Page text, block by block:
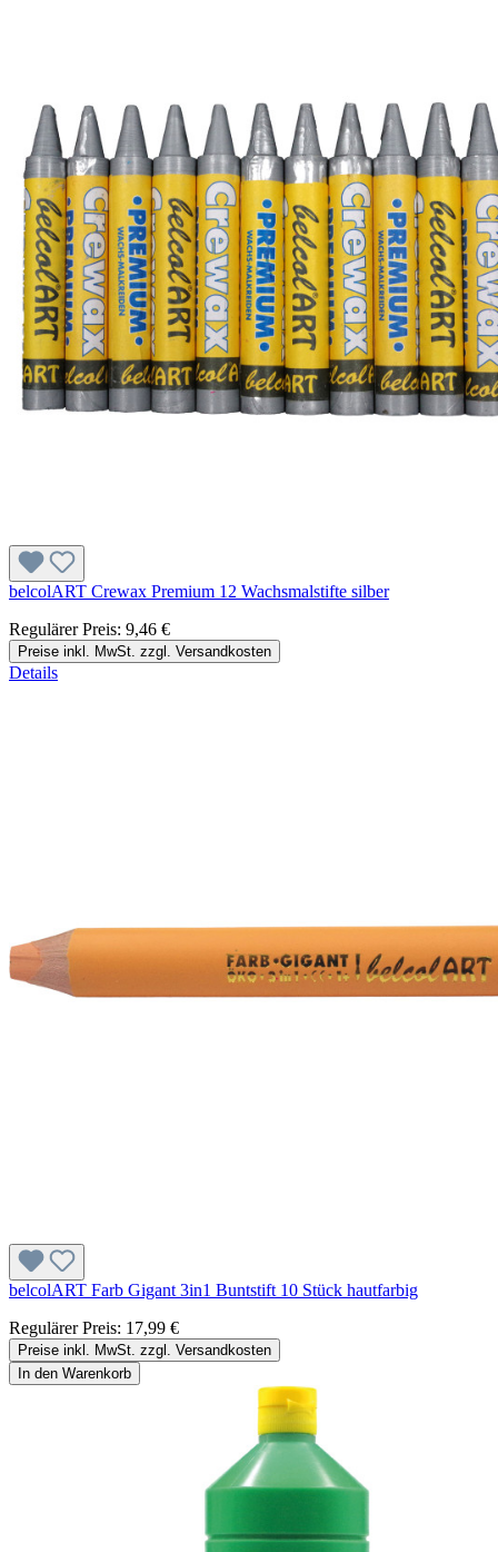
belcolART Crewax Premium 12 Wachsmalstifte silber
Regulärer Preis: 9,46 €
Preise inkl. MwSt. zzgl. Versandkosten
Details
belcolART Farb Gigant 3in1 Buntstift 10 Stück hautfarbig
Regulärer Preis: 17,99 €
Preise inkl. MwSt. zzgl. Versandkosten
In den Warenkorb